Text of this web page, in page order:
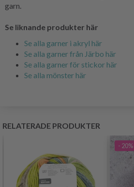
garn.
Se liknande produkter här
Se alla garner i akryl här
Se alla garner från Järbo här
Se alla garner för stickor här
Se alla mönster här
RELATERADE PRODUKTER
- 20%